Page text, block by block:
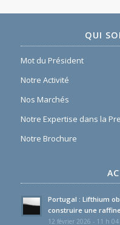
QUI
Mot du Président
Notre Activité
Nos Marchés
Notre Expertise dans la
Notre Brochure
Portugal : Lifthium
construire une
12 février 2026 - 11 h